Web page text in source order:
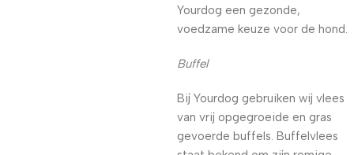
Yourdog een gezonde,
voedzame keuze voor de hond.
Buffel
Bij Yourdog gebruiken wij vlees
van vrij opgegroeide en gras
gevoerde buffels. Buffelvlees